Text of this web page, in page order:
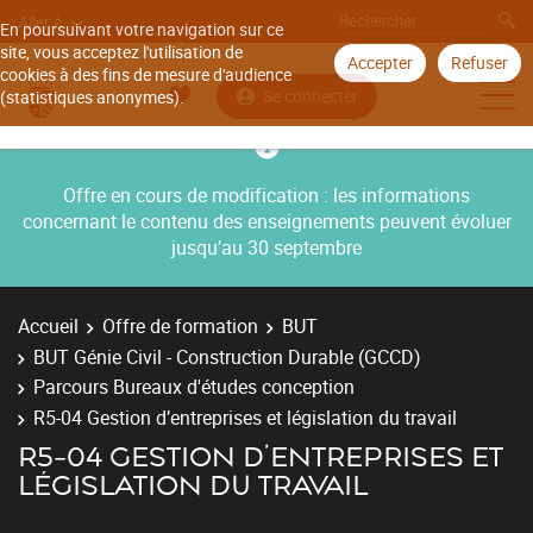
En poursuivant votre navigation sur ce
site, vous acceptez l'utilisation de
cookies à des fins de mesure d'audience
(statistiques anonymes).
Accepter Refuser
Aller à
Se connecter
Offre en cours de modification : les informations
concernant le contenu des enseignements peuvent évoluer
jusqu’au 30 septembre
Accueil Offre de formation
BUT
BUT Génie Civil - Construction Durable (GCCD)
Parcours Bureaux d'études conception
R5-04 Gestion d’entreprises et législation du travail
R5-04 GESTION D’ENTREPRISES ET
LÉGISLATION DU TRAVAIL